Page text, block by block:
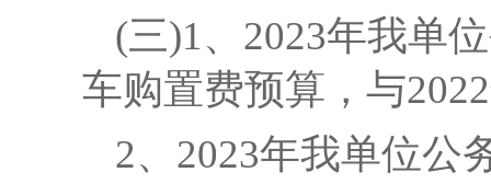
(三)1、2023年我单
车购置费预算，与
2、2023年我单位公